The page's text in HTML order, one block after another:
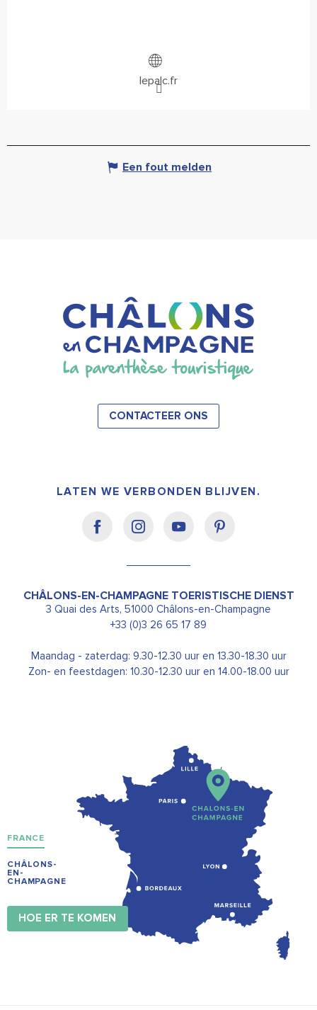
lepalc.fr
Een fout melden
CONTACTEER ONS
LATEN WE VERBONDEN BLIJVEN.
CHÂLONS-EN-CHAMPAGNE TOERISTISCHE DIENST
3 Quai des Arts, 51000 Châlons-en-Champagne
+33 (0)3 26 65 17 89
Maandag - zaterdag: 9.30-12.30 uur en 13.30-18.30 uur
Zon- en feestdagen: 10.30-12.30 uur en 14.00-18.00 uur
FRANCE
CHÂLONS-
EN-
CHAMPAGNE
HOE ER TE KOMEN